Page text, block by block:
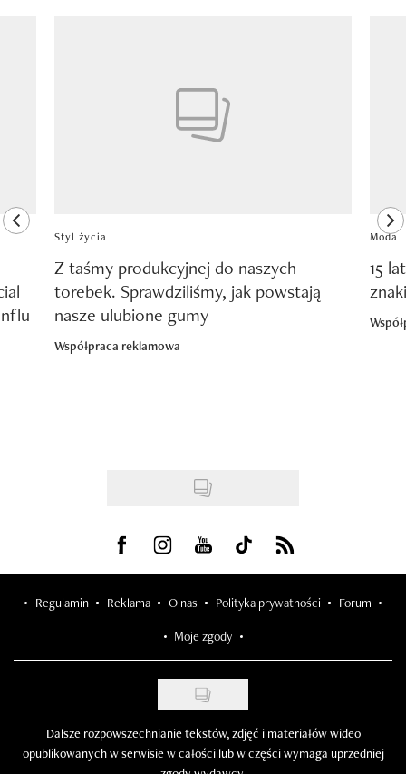
previous element
Styl życia
Z taśmy produkcyjnej do naszych
torebek. Sprawdziliśmy, jak powstają
nasze ulubione gumy
Współpraca reklamowa
Moda
15
Visit us on Facebook
Visit us on Instagram
Visit us on Youtube
Visit us on Tiktok
Visit us on Rss
Regulamin Reklama O nas Polityka prywatności Forum
Moje zgody
Dalsze rozpowszechnianie tekstów, zdjęć i materiałów wideo
opublikowanych w serwisie w całości lub w części wymaga uprzedniej